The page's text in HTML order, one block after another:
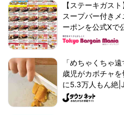
【ステーキガス
スープバー付きメ
ーポンを公式Xで
「めちゃくちゃ
歳児がカボチャ
に5.3万人もん絶